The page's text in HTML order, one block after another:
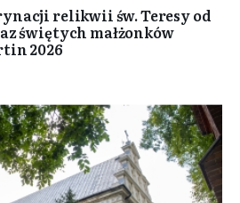
relikwii św. Teresy od
świętych małżonków
2026